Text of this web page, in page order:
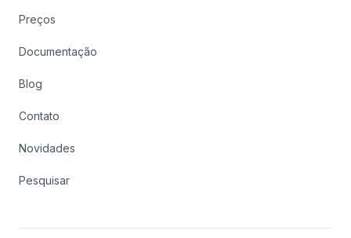
Preços
Documentação
Blog
Contato
Novidades
Pesquisar